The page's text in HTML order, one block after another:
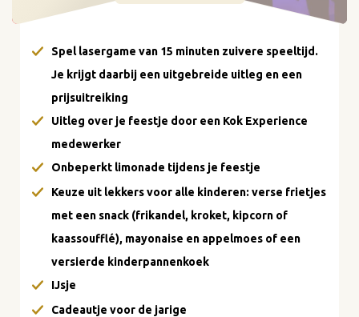
Spel lasergame van 15 minuten zuivere speeltijd.
Je krijgt daarbij een uitgebreide uitleg en een
prijsuitreiking
Uitleg over je feestje door een Kok Experience
medewerker
Onbeperkt limonade tijdens je feestje
Keuze uit lekkers voor alle kinderen: verse frietjes
met een snack (frikandel, kroket, kipcorn of
kaassoufflé), mayonaise en appelmoes of een
versierde kinderpannenkoek
IJsje
Cadeautje voor de jarige